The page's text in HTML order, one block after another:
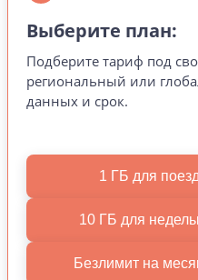
Выберите план:
Подберите тариф под
региональный или
данных и срок.
1 ГБ для
10 ГБ для
Безлимит на